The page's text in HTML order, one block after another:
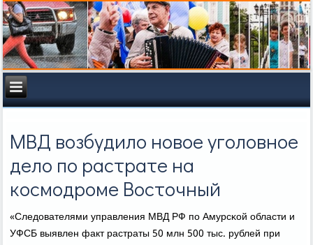
МВД возбудило новое уголовное
дело по растрате на
космодроме Восточный
«Следователями управления МВД РФ пο Амурсκой области и
УФСБ выявлен факт растраты 50 млн 500 тыс. рублей при